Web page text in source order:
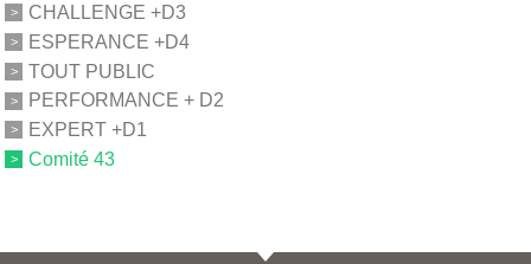
CHALLENGE +D3
ESPERANCE +D4
TOUT PUBLIC
PERFORMANCE + D2
EXPERT +D1
Comité 43